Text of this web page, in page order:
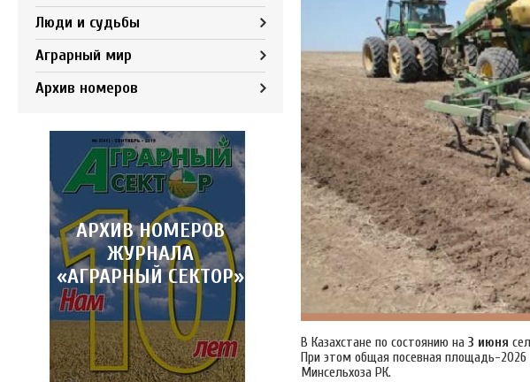
Люди и судьбы
Аграрный мир
Архив номеров
АРХИВ НОМЕРОВ
ЖУРНАЛА
«АГРАРНЫЙ СЕКТОР»
В Казахстане по состоянию на 3 июня
При этом общая посевная площадь-2026
Минсельхоза РК.